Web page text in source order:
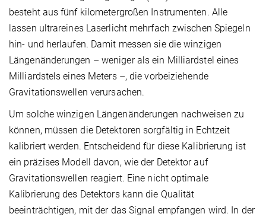
besteht aus fünf kilometergroßen Instrumenten. Alle
lassen ultrareines Laserlicht mehrfach zwischen Spiegeln
hin- und herlaufen. Damit messen sie die winzigen
Längenänderungen – weniger als ein Milliardstel eines
Milliardstels eines Meters –, die vorbeiziehende
Gravitationswellen verursachen.
Um solche winzigen Längenänderungen nachweisen zu
können, müssen die Detektoren sorgfältig in Echtzeit
kalibriert werden. Entscheidend für diese Kalibrierung ist
ein präzises Modell davon, wie der Detektor auf
Gravitationswellen reagiert. Eine nicht optimale
Kalibrierung des Detektors kann die Qualität
beeinträchtigen, mit der das Signal empfangen wird. In der